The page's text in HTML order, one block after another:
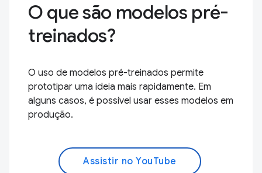
O que são modelos pré-
treinados?
O uso de modelos pré-treinados permite
prototipar uma ideia mais rapidamente. Em
alguns casos, é possível usar esses modelos em
produção.
Assistir no YouTube